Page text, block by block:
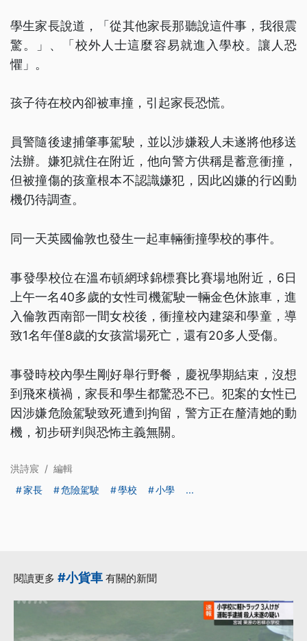
學生家長說道，「從其他家長那聽說這件事，我很震
驚。」、「校外人士這麼容易就進入學校。讓人恐
懼」。
孩子待在校內卻被車撞，引起家長恐慌。
員警隨後逮捕肇事駕駛，並以涉嫌殺人未遂將他移送
法辦。嫌犯就住在附近，他向警方供稱是蓄意衝撞，
但被撞傷的孩童根本不認識嫌犯，因此凶嫌的行凶動
機仍待調查。
同一天英國倫敦也發生一起車輛衝撞學校的事件。
事發學校位在溫布頓網球錦標賽比賽場地附近，6日
上午一名40多歲的女性司機駕駛一輛金色休旅車，進
入倫敦西南部一間女校後，衝撞校內建築和學童，導
致1名年僅8歲的女孩當場死亡，還有20多人受傷。
事發時校內學生剛好舉行野餐，慶祝學期結束，沒想
到飛來橫禍，家長和學生都驚恐不已。犯案的女性已
因涉嫌危險駕駛致死遭到拘留，警方正在釐清她的動
機，初步研判與恐怖主義無關。
洪詩宸 / 編輯
家長
危險駕駛 學校 小學 ...
閱讀更多 #小貨車 有關的新聞